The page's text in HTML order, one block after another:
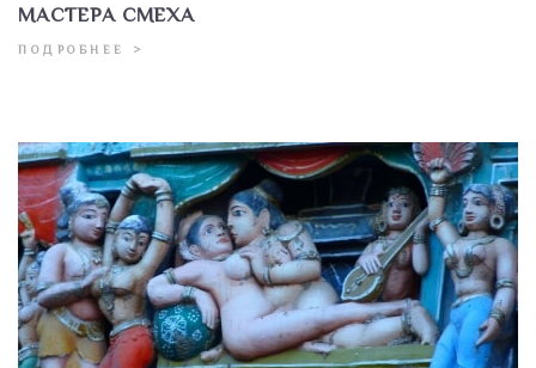
МАСТЕРА СМЕХА
ПОДРОБНЕЕ >